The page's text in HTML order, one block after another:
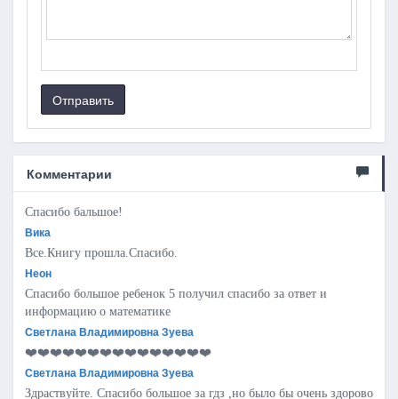
Отправить
Комментарии
Спасибо бальшое!
Вика
Все.Книгу прошла.Спасибо.
Неон
Спасибо большое ребенок 5 получил спасибо за ответ и
информацию о математике
Светлана Владимировна Зуева
❤️❤️❤️❤️❤️❤️❤️❤️❤️❤️❤️❤️❤️❤️❤️
Светлана Владимировна Зуева
Здраствуйте. Спасибо большое за гдз ,но было бы очень здорово